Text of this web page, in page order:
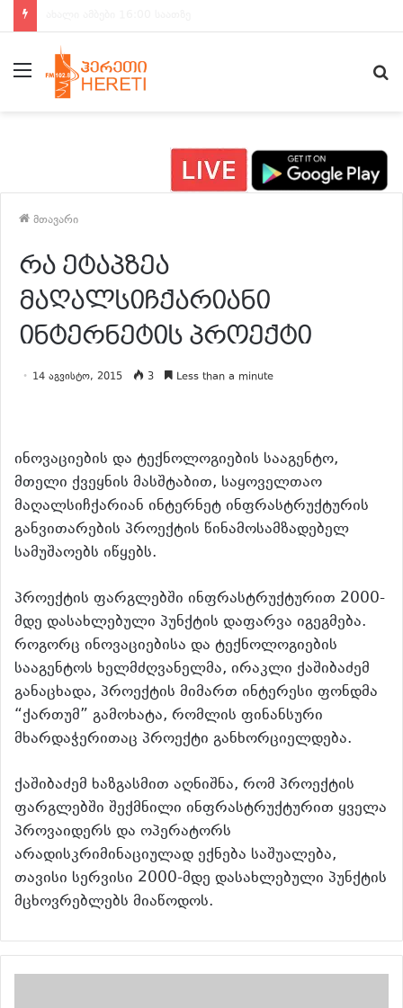
მენიუ
მთავარი
რა ეტაპზეა
მაღალსიჩქარიანი
ინტერნეტის პროექტი
14 აგვისტო, 2015 3 Less than a minute
ინოვაციების და ტექნოლოგიების სააგენტო,
მთელი ქვეყნის მასშტაბით, საყოველთაო
მაღალსიჩქარიან ინტერნეტ ინფრასტრუქტურის
განვითარების პროექტის წინამოსამზადებელ
სამუშაოებს იწყებს.
პროექტის ფარგლებში ინფრასტრუქტურით 2000-
მდე დასახლებული პუნქტის დაფარვა იგეგმება.
როგორც ინოვაციებისა და ტექნოლოგიების
სააგენტოს ხელმძღვანელმა, ირაკლი ქაშიბაძემ
განაცხადა, პროექტის მიმართ ინტერესი ფონდმა
“ქართუმ” გამოხატა, რომლის ფინანსური
მხარდაჭერითაც პროექტი განხორციელდება.
ქაშიბაძემ ხაზგასმით აღნიშნა, რომ პროექტის
ფარგლებში შექმნილი ინფრასტრუქტურით ყველა
პროვაიდერს და ოპერატორს
არადისკრიმინაციულად ექნება საშუალება,
თავისი სერვისი 2000-მდე დასახლებული პუნქტის
მცხოვრებლებს მიაწოდოს.